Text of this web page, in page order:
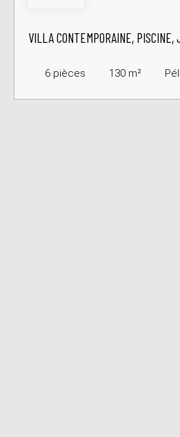
VILLA CONTEMPORAINE, PISCINE,
6 pièces 130 m²